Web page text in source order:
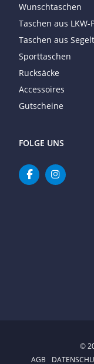
Wunschtaschen
Taschen aus LKW-
Taschen aus
Sporttaschen
Rucksäcke
Accessoires
Gutscheine
FOLGE UNS
©
AGB